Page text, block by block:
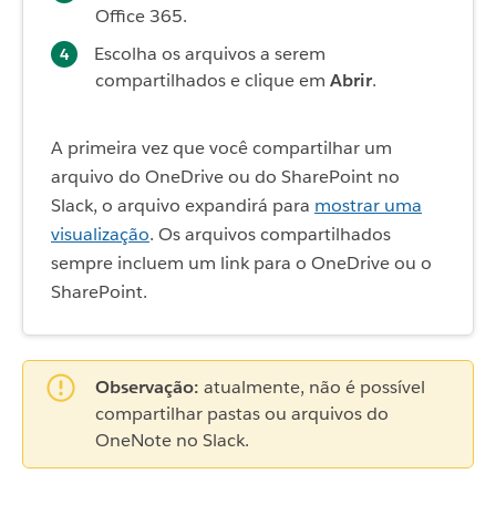
Office 365.
Escolha os arquivos a serem
compartilhados e clique em Abrir.
A primeira vez que você compartilhar um
arquivo do OneDrive ou do SharePoint no
Slack, o arquivo expandirá para mostrar uma
visualização. Os arquivos compartilhados
sempre incluem um link para o OneDrive ou o
SharePoint.
Observação: atualmente, não é possível
compartilhar pastas ou arquivos do
OneNote no Slack.